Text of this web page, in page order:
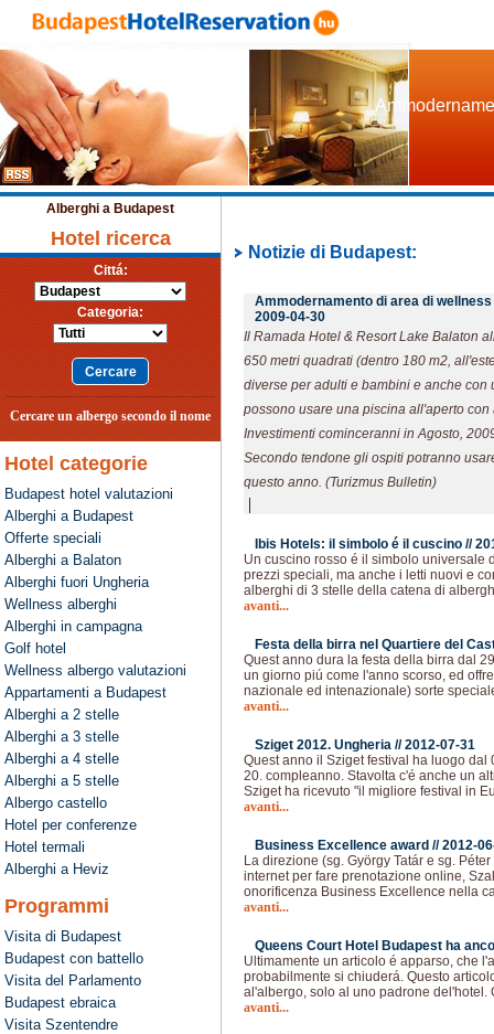
Alberghi a Budapest
Hotel ricerca
Cittá:
Categoria:
Cercare un albergo secondo il nome
Hotel categorie
Budapest hotel valutazioni
Alberghi a Budapest
Offerte speciali
Alberghi a Balaton
Alberghi fuori Ungheria
Wellness alberghi
Alberghi in campagna
Golf hotel
Wellness albergo valutazioni
Appartamenti a Budapest
Alberghi a 2 stelle
Alberghi a 3 stelle
Alberghi a 4 stelle
Alberghi a 5 stelle
Albergo castello
Hotel per conferenze
Hotel termali
Alberghi a Heviz
Programmi
Visita di Budapest
Budapest con battello
Visita del Parlamento
Budapest ebraica
Visita Szentendre
Notizie di Budapest:
Ammodernamento di area di
2009-04-30
Il Ramada Hotel & Resort Lake Balaton
650 metri quadrati (dentro 180 m2,
diverse per adulti e bambini e anche con
possono usare una piscina all'aperto
Investimenti cominceranni in Agosto,
Secondo tendone gli ospiti potranno
questo anno. (Turizmus Bulletin)
|
Ibis Hotels: il simbolo é il cuscino //
Un cuscino rosso é il simbolo universale
prezzi speciali, ma anche i letti nuovi e
alberghi di 3 stelle della catena di
avanti...
Festa della birra nel Quartiere del
Quest anno dura la festa della birra dal
un giorno piú come l'anno scorso, ed
nazionale ed intenazionale) sorte
avanti...
Sziget 2012. Ungheria //2012-07-31
Quest anno il Sziget festival ha luogo dal
20. compleanno. Stavolta c'é anche un
Sziget ha ricevuto "il migliore festival in
avanti...
Business Excellence award //2012-
La direzione (sg. György Tatár e sg.
internet per fare prenotazione online,
onorificenza Business Excellence nella
avanti...
Queens Court Hotel Budapest ha
Ultimamente un articolo é apparso, che
probabilmente si chiuderá. Questo
al'albergo, solo al uno padrone del'hotel.
avanti...